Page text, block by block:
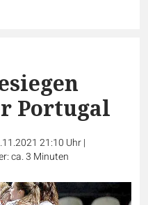
Portugal
21:10 Uhr|
ca. 3 Minuten